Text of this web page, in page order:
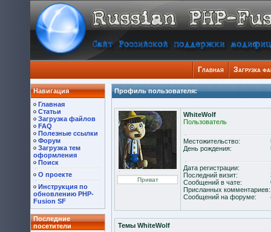
Главная Загрузка
Навигация
Главная
Статьи
Загрузка файлов
FAQ
Полезные ссылки
Форум
Загрузка тем
оформления
Поиск
О проекте
Инструкция по
обновлению PHP-
Fusion SF
Последние
посетители
Профиль пользователя:
WhiteWolf
Пользователь
Местожительство:
День рождения:
Дата регистрации:
Последний визит:
Сообщений в чате:
Присланных комментариев:
Сообщений на форуме:
Темы WhiteWolf